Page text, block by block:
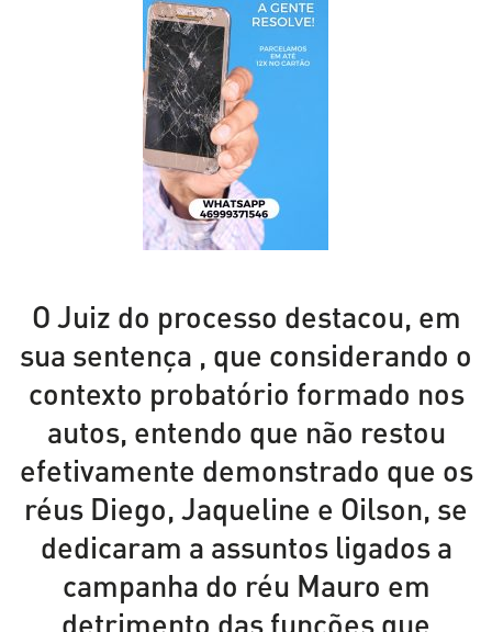
O Juiz do processo destacou, em
sua sentença , que considerando o
contexto probatório formado nos
autos, entendo que não restou
efetivamente demonstrado que os
réus Diego, Jaqueline e Oilson, se
dedicaram a assuntos ligados a
campanha do réu Mauro em
detrimento das funções que